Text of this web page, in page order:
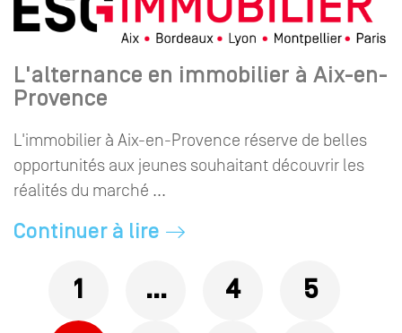
L'alternance en immobilier à Aix-en-
Provence
L'immobilier à Aix-en-Provence réserve de belles
opportunités aux jeunes souhaitant découvrir les
réalités du marché ...
Continuer à lire
Pages
1 … 4
5